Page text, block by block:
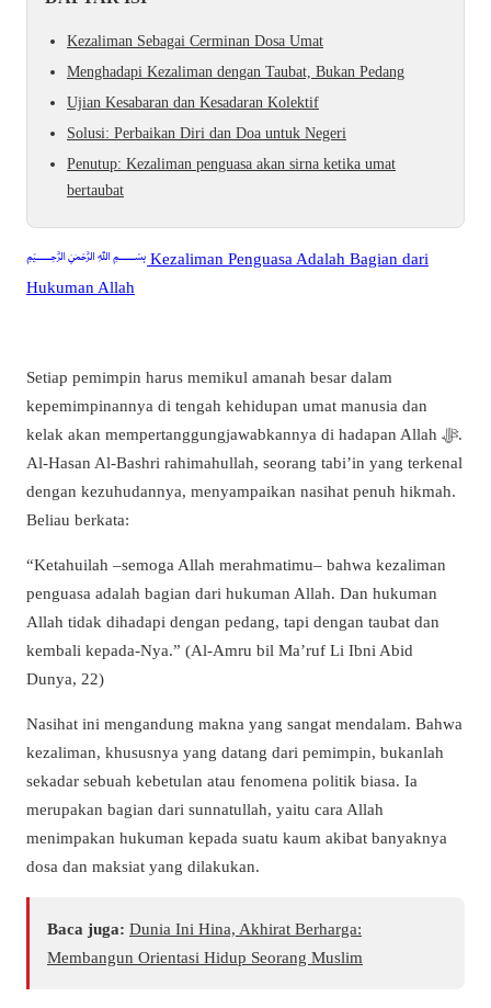
Kezaliman Sebagai Cerminan Dosa Umat
Menghadapi Kezaliman dengan Taubat, Bukan Pedang
Ujian Kesabaran dan Kesadaran Kolektif
Solusi: Perbaikan Diri dan Doa untuk Negeri
Penutup: Kezaliman penguasa akan sirna ketika umat
bertaubat
﷽ Kezaliman Penguasa Adalah Bagian dari
Hukuman Allah
Setiap pemimpin harus memikul amanah besar dalam
kepemimpinannya di tengah kehidupan umat manusia dan
kelak akan mempertanggungjawabkannya di hadapan Allah ﷻ.
Al-Hasan Al-Bashri rahimahullah, seorang tabi’in yang terkenal
dengan kezuhudannya, menyampaikan nasihat penuh hikmah.
Beliau berkata:
“Ketahuilah –semoga Allah merahmatimu– bahwa kezaliman
penguasa adalah bagian dari hukuman Allah. Dan hukuman
Allah tidak dihadapi dengan pedang, tapi dengan taubat dan
kembali kepada-Nya.” (Al-Amru bil Ma’ruf Li Ibni Abid
Dunya, 22)
Nasihat ini mengandung makna yang sangat mendalam. Bahwa
kezaliman, khususnya yang datang dari pemimpin, bukanlah
sekadar sebuah kebetulan atau fenomena politik biasa. Ia
merupakan bagian dari sunnatullah, yaitu cara Allah
menimpakan hukuman kepada suatu kaum akibat banyaknya
dosa dan maksiat yang dilakukan.
Baca juga: Dunia Ini Hina, Akhirat Berharga:
Membangun Orientasi Hidup Seorang Muslim